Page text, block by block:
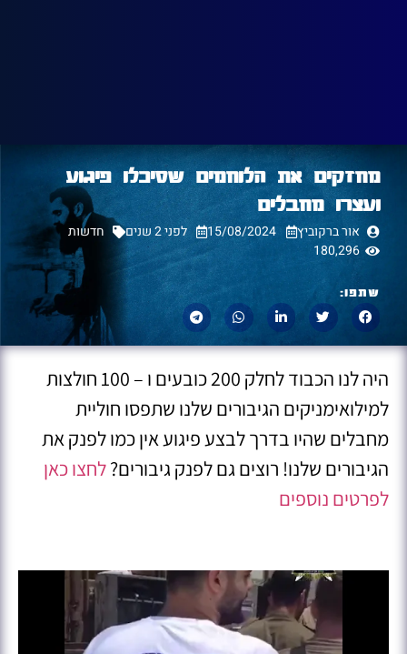
מחזקים את הלוחמים שסיכלו פיגוע
ועצרו מחבלים
אור ברקוביץ 15/08/2024 לפני 2 שנים
חדשות
180,296
שתפו:
היה לנו הכבוד לחלק 200 כובעים ו – 100 חולצות
למילואימניקים הגיבורים שלנו שתפסו חוליית
מחבלים שהיו בדרך לבצע פיגוע אין כמו לפנק את
הגיבורים שלנו! רוצים גם לפנק גיבורים?לחצו כאן
לפרטים נוספים